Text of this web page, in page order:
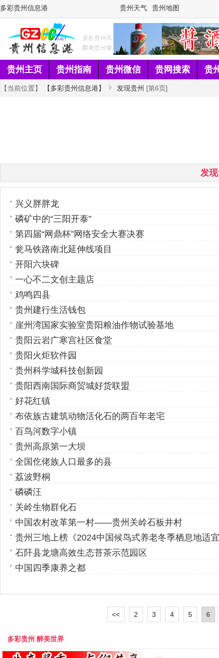
多彩贵州信息港 贵州天气 贵州地图
贵州主页 贵州指南 贵州微信 贵网搜索 贵
【当前位置】 【多彩贵州信息港】 发现贵州 [第6页]
发
兴义胖胖龙
磷矿中的“三阳开泰”
第四届“网鼎杯”网络安全大赛决赛
瓮马铁路南北延伸线项目
开阳六块碑
一心不二文创主题店
鸡鸣四县
贵州建行生活钱包
崖州湾国家实验室贵阳粮油作物试验基地
贵阳云岩广寒宫社区食堂
贵阳火炬软件园
贵州科学城科技创新园
贵阳西南国际商贸城好货联盟
好花红镇
布依族古建筑动物活化石的两百年老宅
百鸟河数字小镇
贵州高原第一大坝
全国仡佬族人口最多的县
荔波野桐
磷磷汪
关岭生物群化石
中国农村改革第一村——贵州关岭石板井村
贵州三地上榜《2024中国候鸟式养老冬季栖息地适
石阡县龙塘高效生态苔茶示范园区
中国四季康养之都
<< 2 3 4 5 6
多彩贵州 醉美世界